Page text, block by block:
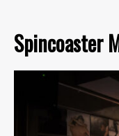
Spincoaster